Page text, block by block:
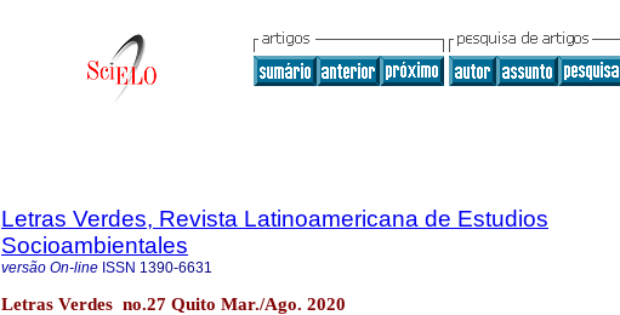
Letras Verdes, Revista Latinoamericana de Estudios
Socioambientales
versão On-line ISSN 1390-6631
Letras Verdes no.27 Quito Mar./Ago. 2020